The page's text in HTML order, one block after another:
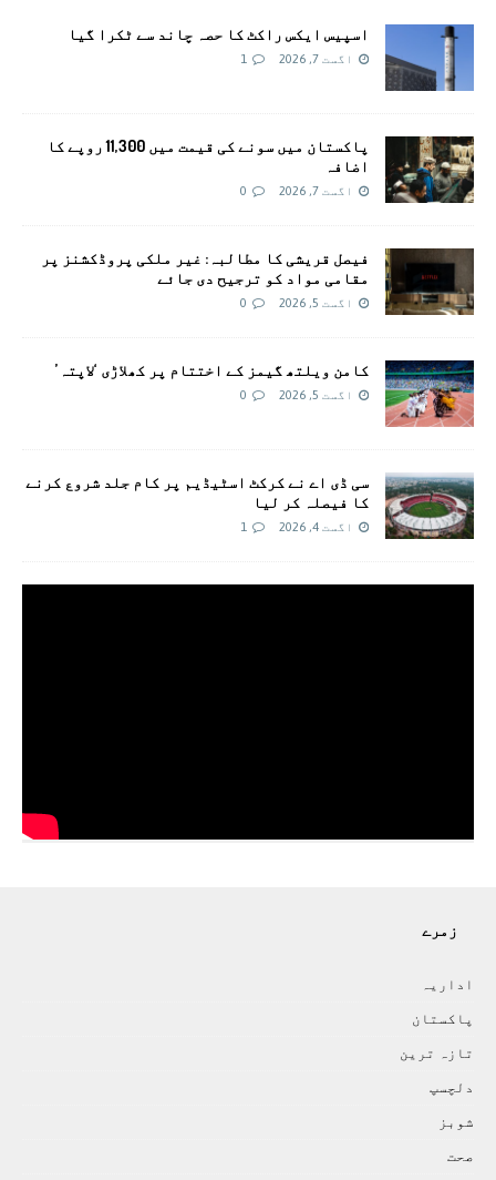
اسپیس ایکس راکٹ کا حصہ چاند سے ٹکرا گیا
اگست 7, 2026 1
پاکستان میں سونے کی قیمت میں 11,300 روپے کا
اضافہ
اگست 7, 2026 0
فیصل قریشی کا مطالبہ: غیر ملکی پروڈکشنز پر
مقامی مواد کو ترجیح دی جائے
اگست 5, 2026 0
کامن ویلتھ گیمز کے اختتام پر کھلاڑی ‘لاپتہ’
اگست 5, 2026 0
سی ڈی اے نے کرکٹ اسٹیڈیم پر کام جلد شروع کرنے
کا فیصلہ کر لیا
اگست 4, 2026 1
زمرے
اداريہ
پاکستان
تازہ ترين
دلچسپ
شوبز
صحت